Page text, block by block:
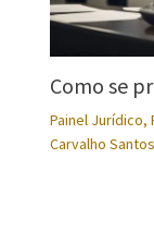
Como se
Painel Jurídico,
Carvalho Santos